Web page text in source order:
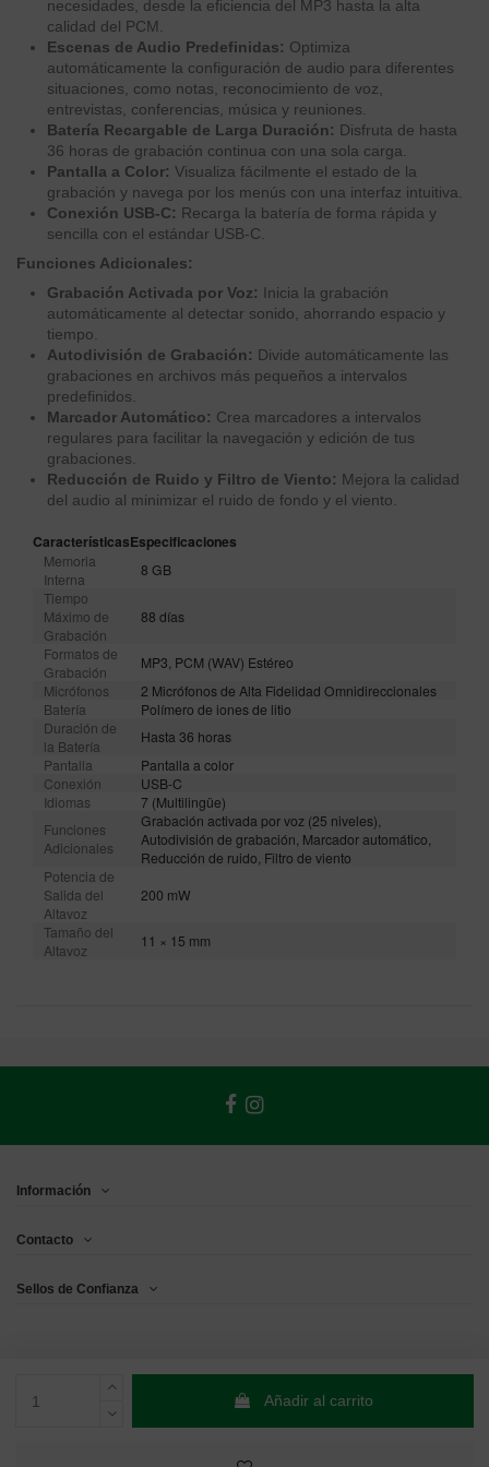
Añadir al carrito
necesidades, desde la eficiencia del MP3 hasta la alta
calidad del PCM.
Escenas de Audio Predefinidas: Optimiza
automáticamente la configuración de audio para diferentes
situaciones, como notas, reconocimiento de voz,
entrevistas, conferencias, música y reuniones.
Batería Recargable de Larga Duración: Disfruta de hasta
36 horas de grabación continua con una sola carga.
Pantalla a Color: Visualiza fácilmente el estado de la
grabación y navega por los menús con una interfaz intuitiva.
Conexión USB-C: Recarga la batería de forma rápida y
sencilla con el estándar USB-C.
Funciones Adicionales:
Grabación Activada por Voz: Inicia la grabación
automáticamente al detectar sonido, ahorrando espacio y
tiempo.
Autodivisión de Grabación: Divide automáticamente las
grabaciones en archivos más pequeños a intervalos
predefinidos.
Marcador Automático: Crea marcadores a intervalos
regulares para facilitar la navegación y edición de tus
grabaciones.
Reducción de Ruido y Filtro de Viento: Mejora la calidad
del audio al minimizar el ruido de fondo y el viento.
CaracterísticasEspecificaciones
Memoria
Interna
8 GB
Tiempo
Máximo de
Grabación
88 días
Formatos de
Grabación
MP3, PCM (WAV) Estéreo
Micrófonos
2 Micrófonos de Alta Fidelidad Omnidireccionales
Batería
Polímero de iones de litio
Duración de
la Batería
Hasta 36 horas
Pantalla
Pantalla a color
Conexión
USB-C
Idiomas
7 (Multilingüe)
Funciones
Adicionales
Grabación activada por voz (25 niveles),
Autodivisión de grabación, Marcador automático,
Reducción de ruido, Filtro de viento
Potencia de
Salida del
Altavoz
200 mW
Tamaño del
Altavoz
11 × 15 mm
Información
Contacto
Sellos de Confianza